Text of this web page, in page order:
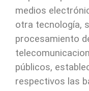
medios
otra tecnología,
procesamiento
públicos,
respectivos las